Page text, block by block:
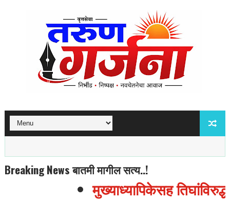
Breaking News बातमी मागील सत्य..!
मुख्याध्यापिकेसह तिघांविरुद्ध